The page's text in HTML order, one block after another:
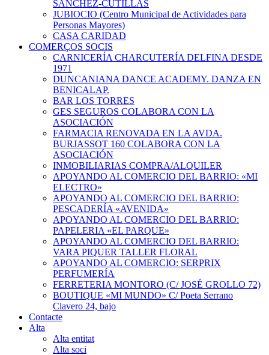
SÁNCHEZ-CUTILLAS
JUBIOCIO (Centro Municipal de Actividades para
Personas Mayores)
CASA CARIDAD
COMERÇOS SOCIS
CARNICERÍA CHARCUTERÍA DELFINA DESDE
1971
DUNCANIANA DANCE ACADEMY. DANZA EN
BENICALAP.
BAR LOS TORRES
GES SEGUROS COLABORA CON LA
ASOCIACIÓN
FARMACIA RENOVADA EN LA AVDA.
BURJASSOT 160 COLABORA CON LA
ASOCIACIÓN
INMOBILIARIAS COMPRA/ALQUILER
APOYANDO AL COMERCIO DEL BARRIO: «MI
ELECTRO»
APOYANDO AL COMERCIO DEL BARRIO:
PESCADERÍA «AVENIDA»
APOYANDO AL COMERCIO DEL BARRIO:
PAPELERIA «EL PARQUE»
APOYANDO AL COMERCIO DEL BARRIO:
VARA PIQUER TALLER FLORAL
APOYANDO AL COMERCIO: SERPRIX
PERFUMERÍA
FERRETERIA MONTORO (C/ JOSÉ GROLLO 72)
BOUTIQUE «MI MUNDO» C/ Poeta Serrano
Clavero 24, bajo
Contacte
Alta
Alta entitat
Alta soci